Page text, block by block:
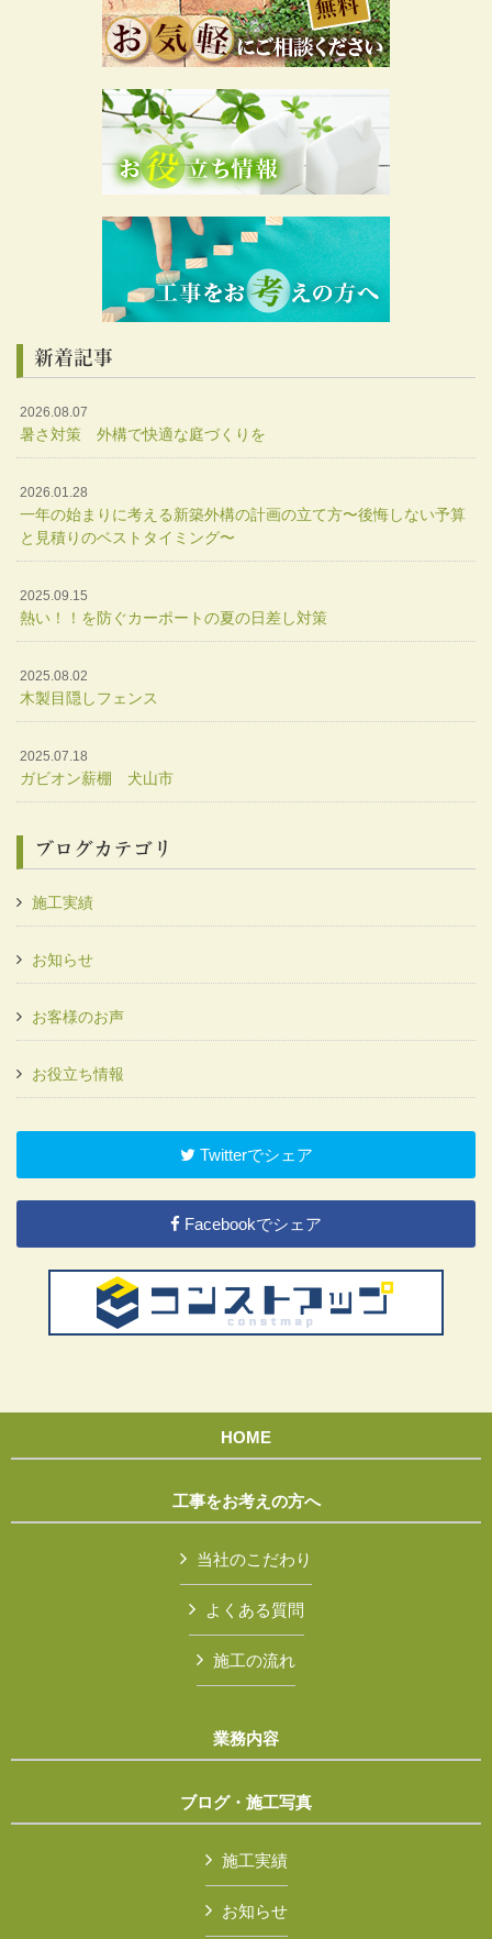
新着記事
2026.08.07
暑さ対策 外構で快適な庭づくりを
2026.01.28
一年の始まりに考える新築外構の計画の立て方〜後悔しない予算
と見積りのベストタイミング〜
2025.09.15
熱い！！を防ぐカーポートの夏の日差し対策
2025.08.02
木製目隠しフェンス
2025.07.18
ガビオン薪棚 犬山市
ブログカテゴリ
施工実績
お知らせ
お客様のお声
お役立ち情報
Twitterでシェア
Facebookでシェア
HOME
工事をお考えの方へ
当社のこだわり
よくある質問
施工の流れ
業務内容
ブログ・施工写真
施工実績
お知らせ